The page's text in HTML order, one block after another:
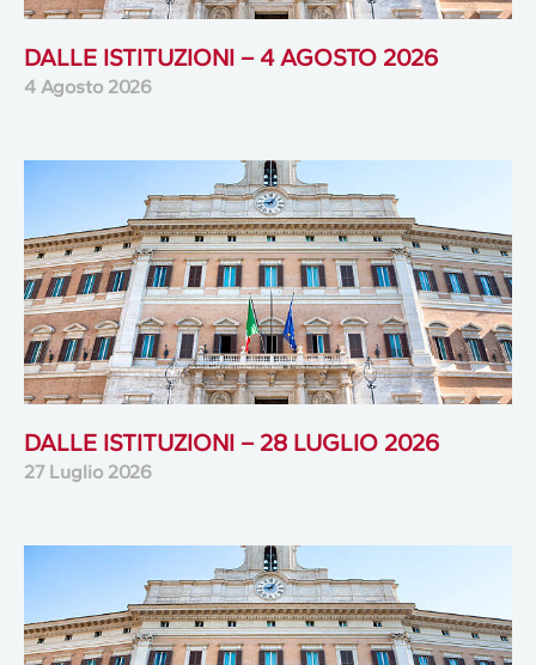
DALLE ISTITUZIONI – 4 AGOSTO 2026
4 Agosto 2026
DALLE ISTITUZIONI – 28 LUGLIO 2026
27 Luglio 2026